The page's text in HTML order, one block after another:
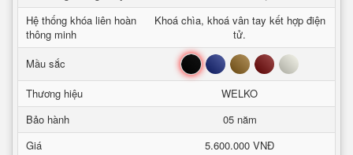
Hệ thống khóa liên hoàn
thông minh
Khoá chìa, khoá vân tay kết hợp điện
tử.
Mầu sắc
Đen Xanh Nâu Đỏ Trắng
Thương hiệu
WELKO
Bảo hành
05 năm
Giá
5.600.000 VNĐ